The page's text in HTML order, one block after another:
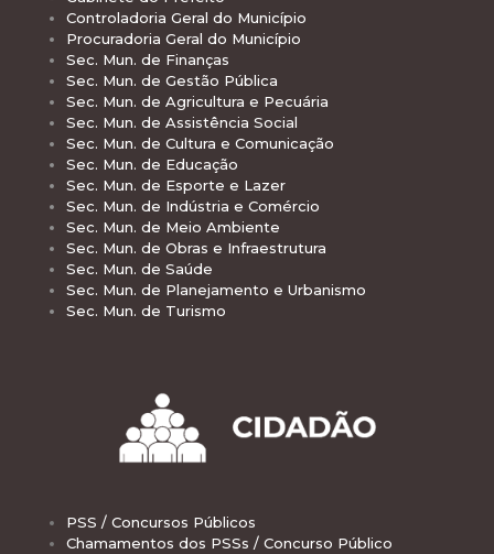
Controladoria Geral do Município
Procuradoria Geral do Município
Sec. Mun. de Finanças
Sec. Mun. de Gestão Pública
Sec. Mun. de Agricultura e Pecuária
Sec. Mun. de Assistência Social
Sec. Mun. de Cultura e Comunicação
Sec. Mun. de Educação
Sec. Mun. de Esporte e Lazer
Sec. Mun. de Indústria e Comércio
Sec. Mun. de Meio Ambiente
Sec. Mun. de Obras e Infraestrutura
Sec. Mun. de Saúde
Sec. Mun. de Planejamento e Urbanismo
Sec. Mun. de Turismo
PSS / Concursos Públicos
Chamamentos dos PSSs / Concurso Público